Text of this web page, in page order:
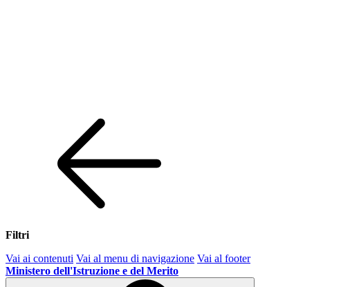
Filtri
Vai ai contenuti Vai al menu di navigazione Vai al footer
Ministero dell'Istruzione e del Merito